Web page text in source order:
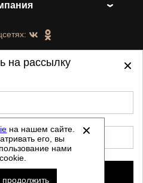
- все права
интернет магазином и
офертой.
персональных данных
на нашем сайте.
его, вы
нами
продолжить
на рассылку